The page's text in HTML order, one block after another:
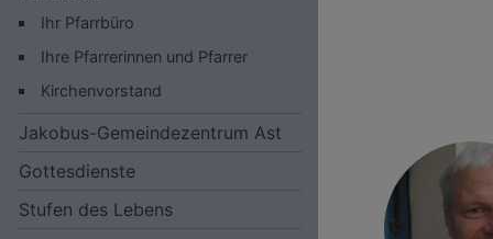
Ihr Pfarrbüro
Ihre Pfarrerinnen und Pfarrer
Kirchenvorstand
Jakobus-Gemeindezentrum Ast
Gottesdienste
Stufen des Lebens